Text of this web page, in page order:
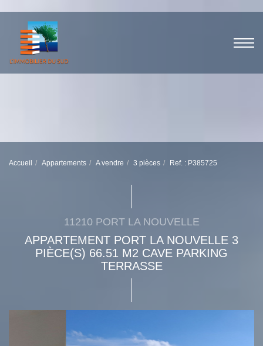
Accueil Appartements A vendre 3 pièces Ref. : P385725
11210 PORT LA NOUVELLE
APPARTEMENT PORT LA NOUVELLE 3
PIÈCE(S) 66.51 M2 CAVE PARKING
TERRASSE